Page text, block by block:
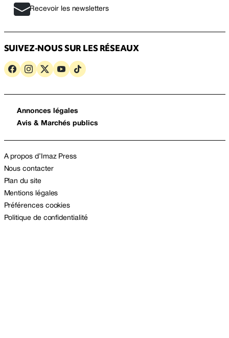
Recevoir les newsletters
SUIVEZ-NOUS SUR LES RÉSEAUX
Annonces légales
Avis & Marchés publics
A propos d’Imaz Press
Nous contacter
Plan du site
Mentions légales
Préférences cookies
Politique de confidentialité